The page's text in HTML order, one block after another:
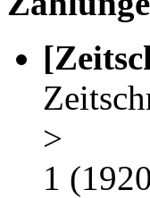
>
1